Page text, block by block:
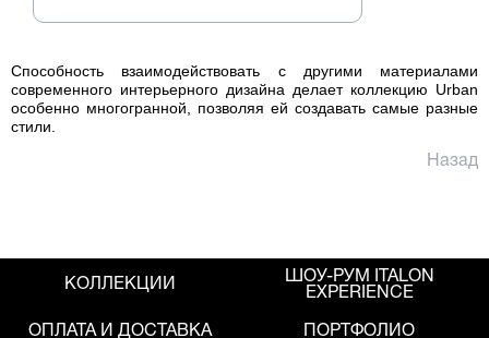
Способность взаимодействовать с другими материалами
современного интерьерного дизайна делает коллекцию Urban
особенно многогранной, позволяя ей создавать самые разные
стили.
Назад
КОЛЛЕКЦИИ
ШОУ-РУМ ITALON
EXPERIENCE
ОПЛАТА И ДОСТАВКА ПОРТФОЛИО